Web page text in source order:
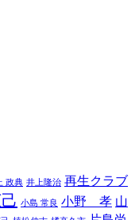
政典 井上隆治 再生クラブ
小島 常良 小野 孝 山